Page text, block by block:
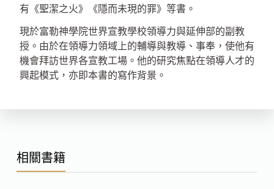
有《聖潔之火》《隱而未現的罪》等書。
現於富勒神學院世界宣教學校領導力與延伸部的副教
授。由於在領導力領域上的輔導與教導、事奉，使他有
機會拜訪世界各宣教工場。他的研究焦點在領導人才的
興起模式，亦即本書的寫作背景。
相關書籍